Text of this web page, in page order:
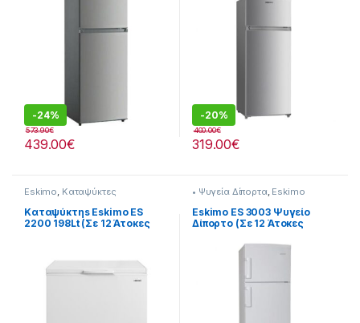
-24%
439.00€
573.90€
-20%
319.00€
400.00€
Eskimo, Καταψύκτες
Καταψύκτηs Eskimo ES
2200 198Lt (Σε 12 Άτοκες
• Ψυγεία Δίπορτα, Eskimo
Eskimo ES 3003 Ψυγείο
Δίπορτο (Σε 12 Άτοκες